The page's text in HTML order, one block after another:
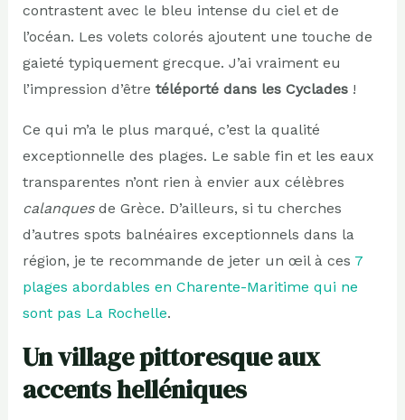
contrastent avec le bleu intense du ciel et de
l’océan. Les volets colorés ajoutent une touche de
gaieté typiquement grecque. J’ai vraiment eu
l’impression d’être téléporté dans les Cyclades!
Ce qui m’a le plus marqué, c’est la qualité
exceptionnelle des plages. Le sable fin et les eaux
transparentes n’ont rien à envier aux célèbres
calanquesde Grèce. D’ailleurs, si tu cherches
d’autres spots balnéaires exceptionnels dans la
région, je te recommande de jeter un œil à ces 7
plages abordables en Charente-Maritime qui ne
sont pas La Rochelle.
Un village pittoresque aux
accents helléniques